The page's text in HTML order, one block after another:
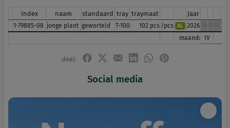
Index naam standaard tray traymaat Jaar
1-79885-08 jonge plant geworteld T-100 102 pcs /pcs AL 2026
maand:
IV
deel:
Social media